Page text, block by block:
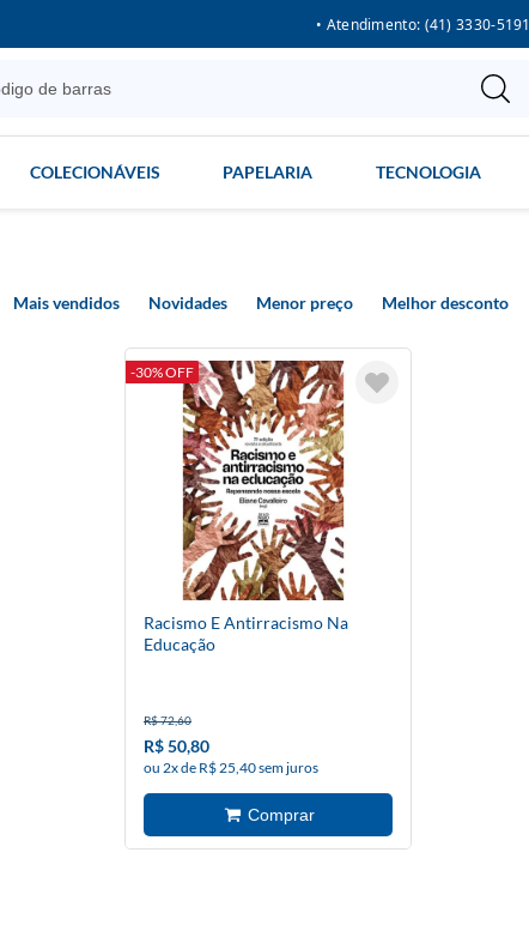
• Atendimento: (41) 3330-5191
COLECIONÁVEIS PAPELARIA TECNOLOGIA
Mais vendidos Novidades Menor preço Melhor desconto
-30% OFF
Racismo E Antirracismo Na
Educação
R$ 72,60
R$ 50,80
ou 2x de R$ 25,40 sem juros